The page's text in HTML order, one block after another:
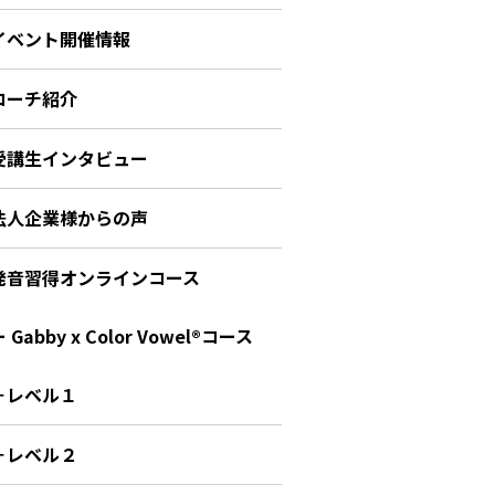
ベント開催情報
ーチ紹介
講生インタビュー
人企業様からの声
音習得オンラインコース
Gabby x Color Vowel®︎コース
レベル１
レベル２